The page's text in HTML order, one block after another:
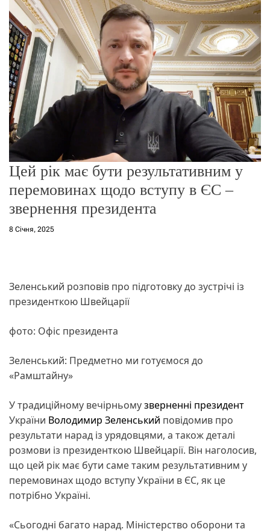
о
р
е
ж
и
м
у
Цей рік має бути результативним у
перемовинах щодо вступу в ЄС –
звернення президента
8 Січня, 2025
Зеленський розповів про підготовку до зустрічі із
президенткою Швейцарії
фото: Офіс президента
Зеленський: Предметно ми готуємося до
«Рамштайну»
У традиційному вечірньомузверненні президент
України Володимир Зеленський повідомив про
результати нарад із урядовцями, а також деталі
розмови із президенткою Швейцарії. Він наголосив,
що цей рік має бути саме таким результативним у
перемовинах щодо вступу України в ЄС, як це
потрібно Україні.
«Сьогодні багато нарад. Міністерство оборони та